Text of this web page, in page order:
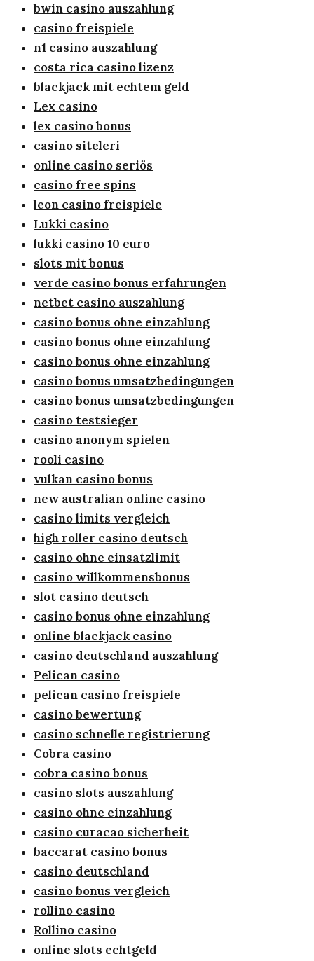
bwin casino auszahlung
casino freispiele
n1 casino auszahlung
costa rica casino lizenz
blackjack mit echtem geld
Lex casino
lex casino bonus
casino siteleri
online casino seriös
casino free spins
leon casino freispiele
Lukki casino
lukki casino 10 euro
slots mit bonus
verde casino bonus erfahrungen
netbet casino auszahlung
casino bonus ohne einzahlung
casino bonus ohne einzahlung
casino bonus ohne einzahlung
casino bonus umsatzbedingungen
casino bonus umsatzbedingungen
casino testsieger
casino anonym spielen
rooli casino
vulkan casino bonus
new australian online casino
casino limits vergleich
high roller casino deutsch
casino ohne einsatzlimit
casino willkommensbonus
slot casino deutsch
casino bonus ohne einzahlung
online blackjack casino
casino deutschland auszahlung
Pelican casino
pelican casino freispiele
casino bewertung
casino schnelle registrierung
Cobra casino
cobra casino bonus
casino slots auszahlung
casino ohne einzahlung
casino curacao sicherheit
baccarat casino bonus
casino deutschland
casino bonus vergleich
rollino casino
Rollino casino
online slots echtgeld